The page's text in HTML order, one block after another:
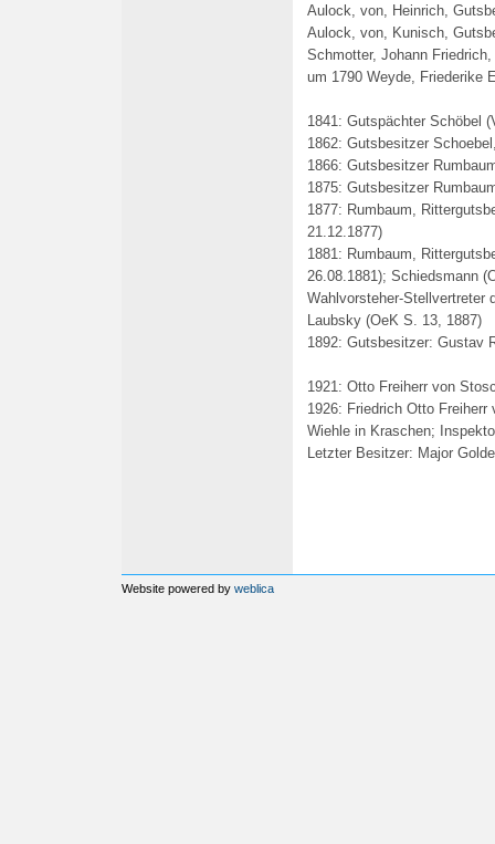
Aulock, von, Heinrich,
Aulock, von, Kunisch,
Schmotter, Johann
um 1790 Weyde, Friederike
1841: Gutspächter Schöbel
1862: Gutsbesitzer
1866: Gutsbesitzer
1875: Gutsbesitzer
1877: Rumbaum,
21.12.1877)
1881: Rumbaum,
26.08.1881); Schiedsmann
Wahlvorsteher-Stellvertreter
Laubsky (OeK S. 13, 1887)
1892: Gutsbesitzer: Gustav
1921: Otto Freiherr von
1926: Friedrich Otto
Wiehle in Kraschen;
Letzter Besitzer: Major
Website powered by weblica